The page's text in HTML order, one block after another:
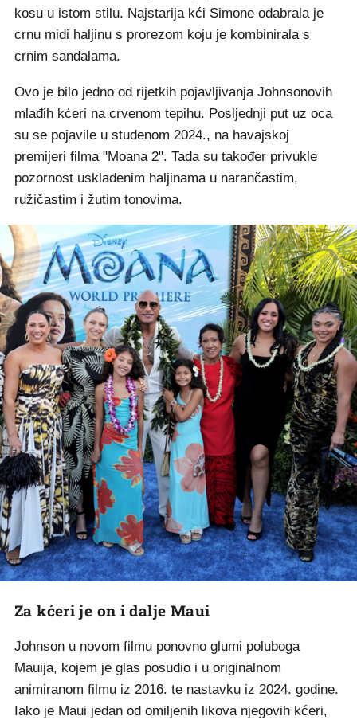
kosu u istom stilu. Najstarija kći Simone odabrala je
crnu midi haljinu s prorezom koju je kombinirala s
crnim sandalama.
Ovo je bilo jedno od rijetkih pojavljivanja Johnsonovih
mlađih kćeri na crvenom tepihu. Posljednji put uz oca
su se pojavile u studenom 2024., na havajskoj
premijeri filma "Moana 2". Tada su također privukle
pozornost usklađenim haljinama u narančastim,
ružičastim i žutim tonovima.
Za kćeri je on i dalje Maui
Johnson u novom filmu ponovno glumi poluboga
Mauija, kojem je glas posudio i u originalnom
animiranom filmu iz 2016. te nastavku iz 2024. godine.
Iako je Maui jedan od omiljenih likova njegovih kćeri,